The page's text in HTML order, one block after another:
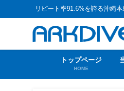
リピート率91.6%を誇る沖縄
トップページ
HOME